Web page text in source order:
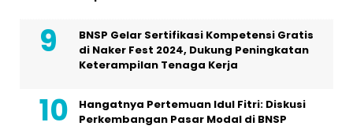
BNSP Gelar Sertifikasi Kompetensi Gratis
di Naker Fest 2024, Dukung Peningkatan
Keterampilan Tenaga Kerja
Hangatnya Pertemuan Idul Fitri: Diskusi
Perkembangan Pasar Modal di BNSP